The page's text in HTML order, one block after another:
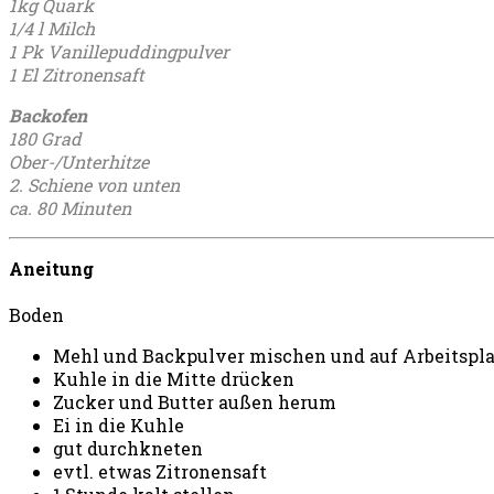
1kg Quark
1/4 l Milch
1 Pk Vanillepuddingpulver
1 El Zitronensaft
Backofen
180 Grad
Ober-/Unterhitze
2. Schiene von unten
ca. 80 Minuten
Aneitung
Boden
Mehl und Backpulver mischen und auf
Kuhle in die Mitte drücken
Zucker und Butter außen herum
Ei in die Kuhle
gut durchkneten
evtl. etwas Zitronensaft